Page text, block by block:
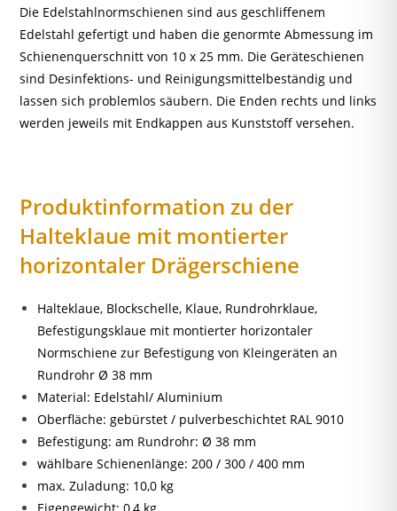
Die Edelstahlnormschienen sind aus geschliffenem
Edelstahl gefertigt und haben die genormte Abmessung im
Schienenquerschnitt von 10 x 25 mm. Die Geräteschienen
sind Desinfektions- und Reinigungsmittelbeständig und
lassen sich problemlos säubern. Die Enden rechts und links
werden jeweils mit Endkappen aus Kunststoff versehen.
Produktinformation zu der
Halteklaue mit montierter
horizontaler Drägerschiene
Halteklaue, Blockschelle, Klaue, Rundrohrklaue,
Befestigungsklaue mit montierter horizontaler
Normschiene zur Befestigung von Kleingeräten an
Rundrohr Ø 38 mm
Material: Edelstahl/ Aluminium
Oberfläche: gebürstet / pulverbeschichtet RAL 9010
Befestigung: am Rundrohr: Ø 38 mm
wählbare Schienenlänge: 200 / 300 / 400 mm
max. Zuladung: 10,0 kg